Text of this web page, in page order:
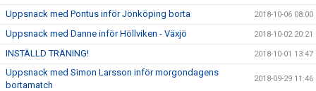
Uppsnack med Pontus inför Jönköping borta 2018-10-06 08:00
Uppsnack med Danne inför Höllviken - Växjö 2018-10-02 20:21
INSTÄLLD TRÄNING! 2018-10-01 13:47
Uppsnack med Simon Larsson inför morgondagens
bortamatch
2018-09-29 11:46